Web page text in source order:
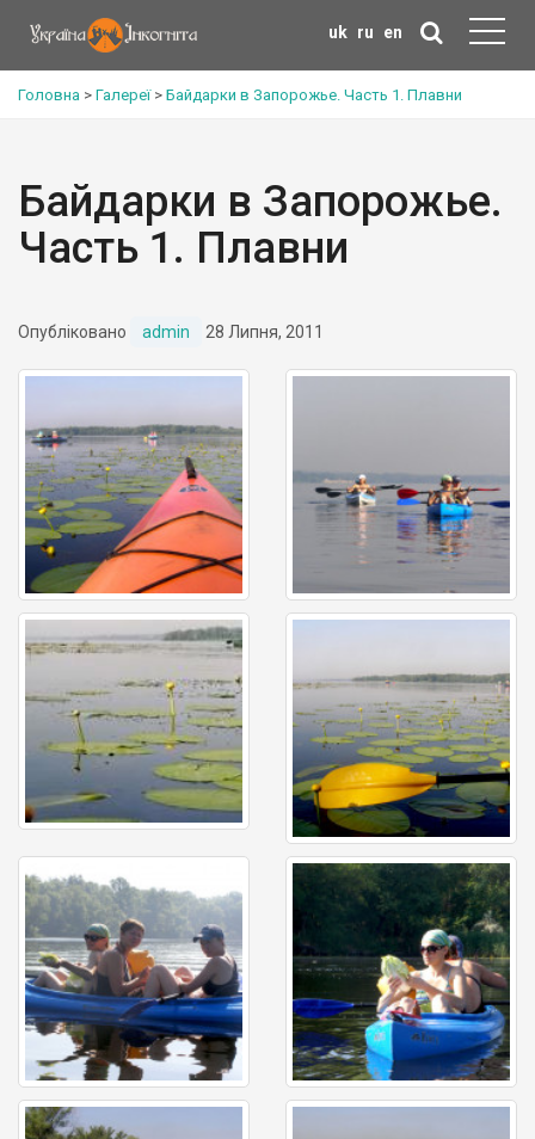
uk ru en
Головна > Галереї> Байдарки в Запорожье. Часть 1. Плавни
Байдарки в Запорожье.
Часть 1. Плавни
Опубліковано admin 28 Липня, 2011